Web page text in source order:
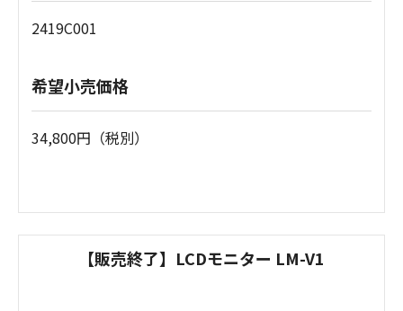
2419C001
希望小売価格
34,800円（税別）
【販売終了】LCDモニター LM-V1